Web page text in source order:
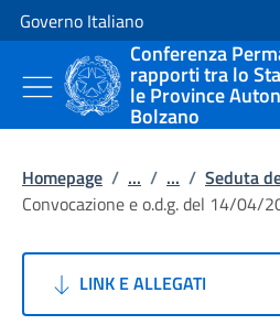
Vai al contenuto
Vai alla navigazione del sito
Governo Italiano
Conferenza
rapporti tra lo
le Province
Bolzano
Homepage / ... / ... / Seduta
Convocazione e o.d.g. del 14/04/
LINK E ALLEGATI